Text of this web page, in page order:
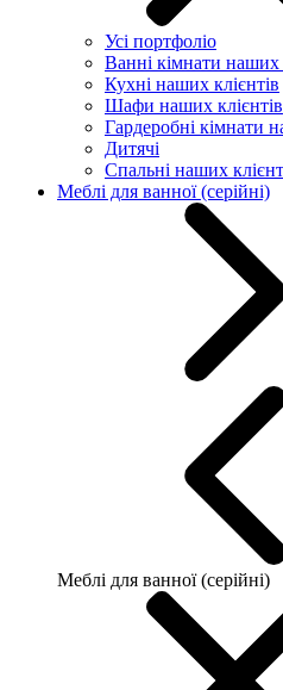
Усі портфоліо
Ванні кімнати наших
Кухні наших клієнтів
Шафи наших клієнтів
Гардеробні кімнати
Дитячі
Спальні наших
Меблі для ванної (серійні)
Меблі для ванної (серійні)